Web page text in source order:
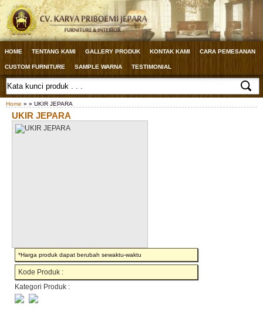
HOME TENTANG KAMI GALLERY PRODUK KONTAK KAMI CARA PEMESANAN
CUSTOM FURNITURE SAMPLE WARNA TESTIMONIAL
Home » » UKIR JEPARA
UKIR JEPARA
*Harga produk dapat berubah sewaktu-waktu
Kode Produk :
Kategori Produk :